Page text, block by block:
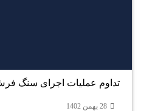
تداوم عملیات اجرای سنگ
28 بهمن 1402